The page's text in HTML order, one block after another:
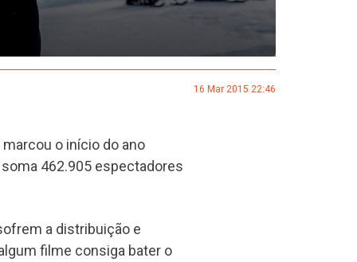
16 Mar 2015 22:46
o início do ano
462.905 espectadores
a distribuição e
filme consiga bater o